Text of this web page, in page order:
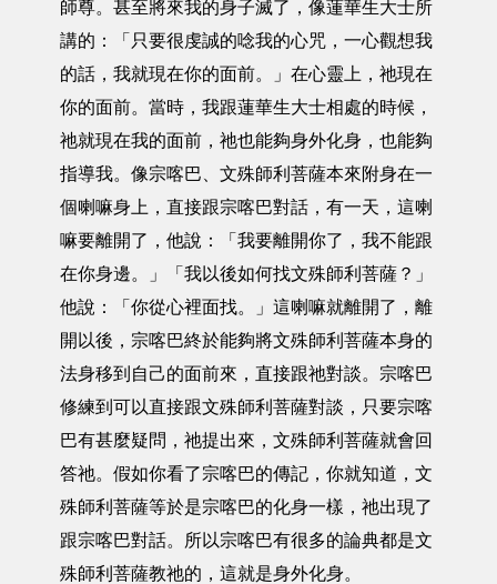
師尊。甚至將來我的身子滅了，像蓮華生大士所
講的：「只要很虔誠的唸我的心咒，一心觀想我
的話，我就現在你的面前。」在心靈上，祂現在
你的面前。當時，我跟蓮華生大士相處的時候，
祂就現在我的面前，祂也能夠身外化身，也能夠
指導我。像宗喀巴、文殊師利菩薩本來附身在一
個喇嘛身上，直接跟宗喀巴對話，有一天，這喇
嘛要離開了，他說：「我要離開你了，我不能跟
在你身邊。」「我以後如何找文殊師利菩薩？」
他說：「你從心裡面找。」這喇嘛就離開了，離
開以後，宗喀巴終於能夠將文殊師利菩薩本身的
法身移到自己的面前來，直接跟祂對談。宗喀巴
修練到可以直接跟文殊師利菩薩對談，只要宗喀
巴有甚麼疑問，祂提出來，文殊師利菩薩就會回
答祂。假如你看了宗喀巴的傳記，你就知道，文
殊師利菩薩等於是宗喀巴的化身一樣，祂出現了
跟宗喀巴對話。所以宗喀巴有很多的論典都是文
殊師利菩薩教祂的，這就是身外化身。